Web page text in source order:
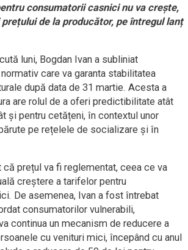
consumatorii casnici nu va crește,
de la producător, pe întregul lanț
luni, Bogdan Ivan a subliniat
care va garanta stabilitatea
după data de 31 martie. Acesta a
are rolul de a oferi predictibilitate atât
și pentru cetățeni, în contextul unor
pe rețelele de socializare și în
prețul va fi reglementat, ceea ce va
creștere a tarifelor pentru
De asemenea, Ivan a fost întrebat
consumatorilor vulnerabili,
continua un mecanism de reducere a
cu venituri mici, începând cu anul